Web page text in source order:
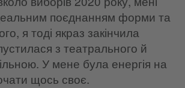
поєднанням форми та
я тоді якраз закінчила
з театрального й
У мене була енергія на
щось своє.